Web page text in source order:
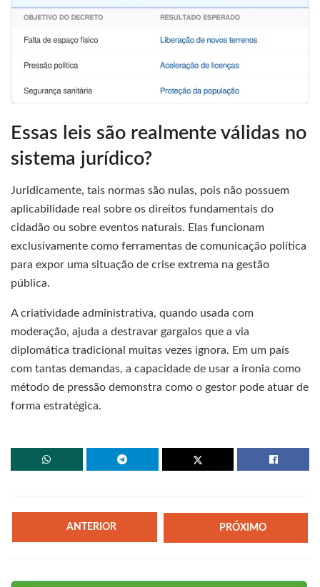
Essas leis são realmente válidas no
sistema jurídico?
Juridicamente, tais normas são nulas, pois não possuem
aplicabilidade real sobre os direitos fundamentais do
cidadão ou sobre eventos naturais. Elas funcionam
exclusivamente como ferramentas de comunicação política
para expor uma situação de crise extrema na gestão
pública.
A criatividade administrativa, quando usada com
moderação, ajuda a destravar gargalos que a via
diplomática tradicional muitas vezes ignora. Em um país
com tantas demandas, a capacidade de usar a ironia como
método de pressão demonstra como o gestor pode atuar de
forma estratégica.
ANTERIOR PRÓXIMO